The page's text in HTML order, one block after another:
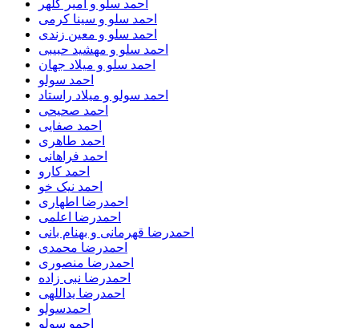
احمد سلو و امیر کلهر
احمد سلو و سینا کرمی
احمد سلو و معین زندی
احمد سلو و مهشید حبیبی
احمد سلو و میلاد جهان
احمد سولو
احمد سولو و میلاد راستاد
احمد صحیحی
احمد صفایی
احمد طاهری
احمد فراهانی
احمد کارو
احمد نیک خو
احمدرضا اطهاری
احمدرضا اعلمی
احمدرضا قهرمانی و بهنام بانی
احمدرضا محمدی
احمدرضا منصوری
احمدرضا نبی زاده
احمدرضا یداللهی
احمدسولو
احمو سولو